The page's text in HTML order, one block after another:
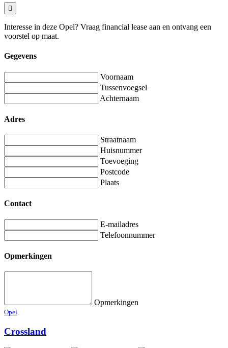
Interesse in deze Opel? Vraag financial lease aan en ontvang een
voorstel op maat.
Gegevens
Voornaam
Tussenvoegsel
Achternaam
Adres
Straatnaam
Huisnummer
Toevoeging
Postcode
Plaats
Contact
E-mailadres
Telefoonnummer
Opmerkingen
Opmerkingen
Opel
Crossland